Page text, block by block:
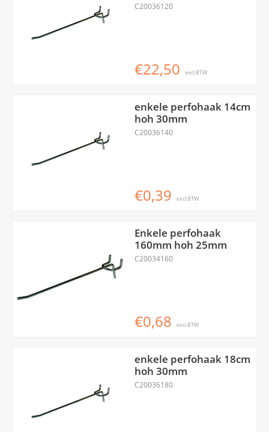
C20036120
€22,50 excl.BTW
enkele perfohaak 14cm
hoh 30mm
C20036140
€0,39 excl.BTW
Enkele perfohaak
160mm hoh 25mm
C20034160
€0,68 excl.BTW
enkele perfohaak 18cm
hoh 30mm
C20036180